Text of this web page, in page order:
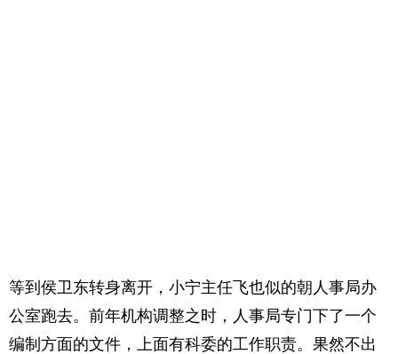
等到侯卫东转身离开，小宁主任飞也似的朝人事局办
公室跑去。前年机构调整之时，人事局专门下了一个
编制方面的文件，上面有科委的工作职责。果然不出